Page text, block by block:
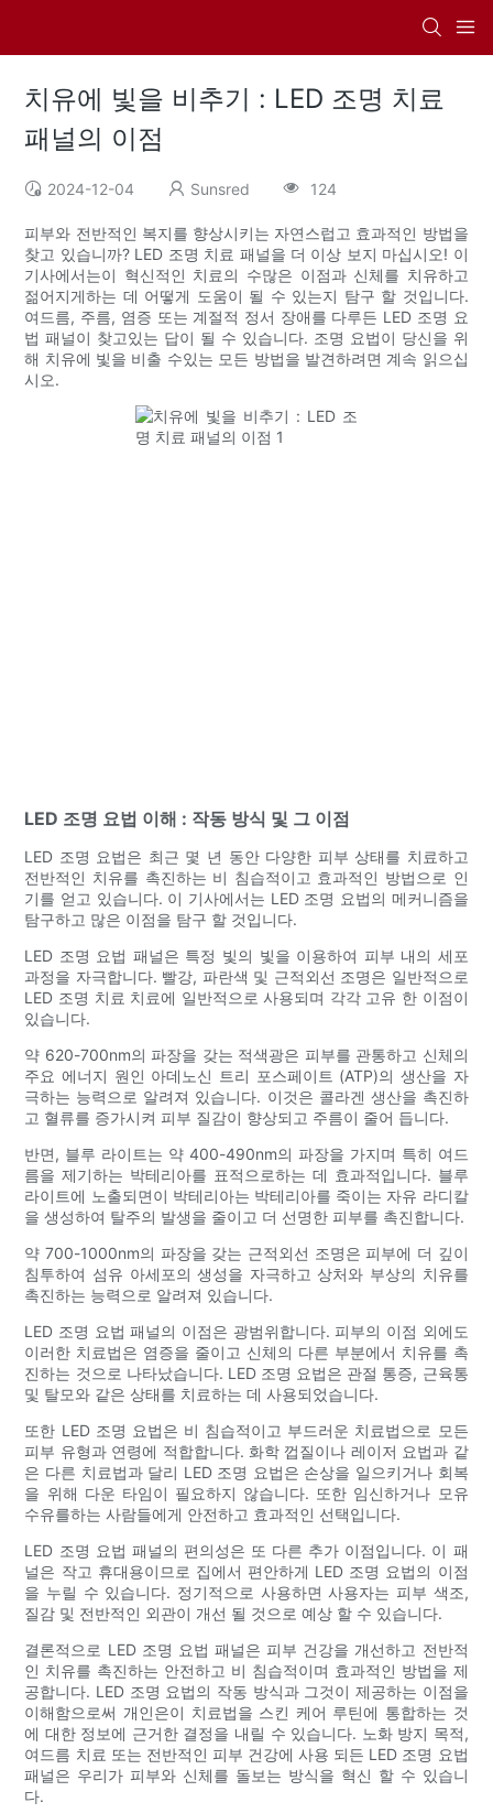
치유에 빛을 비추기 : LED 조명 치료
패널의 이점
2024-12-04 Sunsred 124
피부와 전반적인 복지를 향상시키는 자연스럽고 효과적인 방법을
찾고 있습니까? LED 조명 치료 패널을 더 이상 보지 마십시오! 이
기사에서는이 혁신적인 치료의 수많은 이점과 신체를 치유하고
젊어지게하는 데 어떻게 도움이 될 수 있는지 탐구 할 것입니다.
여드름, 주름, 염증 또는 계절적 정서 장애를 다루든 LED 조명 요
법 패널이 찾고있는 답이 될 수 있습니다. 조명 요법이 당신을 위
해 치유에 빛을 비출 수있는 모든 방법을 발견하려면 계속 읽으십
시오.
LED 조명 요법 이해 : 작동 방식 및 그 이점
LED 조명 요법은 최근 몇 년 동안 다양한 피부 상태를 치료하고
전반적인 치유를 촉진하는 비 침습적이고 효과적인 방법으로 인
기를 얻고 있습니다. 이 기사에서는 LED 조명 요법의 메커니즘을
탐구하고 많은 이점을 탐구 할 것입니다.
LED 조명 요법 패널은 특정 빛의 빛을 이용하여 피부 내의 세포
과정을 자극합니다. 빨강, 파란색 및 근적외선 조명은 일반적으로
LED 조명 치료 치료에 일반적으로 사용되며 각각 고유 한 이점이
있습니다.
약 620-700nm의 파장을 갖는 적색광은 피부를 관통하고 신체의
주요 에너지 원인 아데노신 트리 포스페이트 (ATP)의 생산을 자
극하는 능력으로 알려져 있습니다. 이것은 콜라겐 생산을 촉진하
고 혈류를 증가시켜 피부 질감이 향상되고 주름이 줄어 듭니다.
반면, 블루 라이트는 약 400-490nm의 파장을 가지며 특히 여드
름을 제기하는 박테리아를 표적으로하는 데 효과적입니다. 블루
라이트에 노출되면이 박테리아는 박테리아를 죽이는 자유 라디칼
을 생성하여 탈주의 발생을 줄이고 더 선명한 피부를 촉진합니다.
약 700-1000nm의 파장을 갖는 근적외선 조명은 피부에 더 깊이
침투하여 섬유 아세포의 생성을 자극하고 상처와 부상의 치유를
촉진하는 능력으로 알려져 있습니다.
LED 조명 요법 패널의 이점은 광범위합니다. 피부의 이점 외에도
이러한 치료법은 염증을 줄이고 신체의 다른 부분에서 치유를 촉
진하는 것으로 나타났습니다. LED 조명 요법은 관절 통증, 근육통
및 탈모와 같은 상태를 치료하는 데 사용되었습니다.
또한 LED 조명 요법은 비 침습적이고 부드러운 치료법으로 모든
피부 유형과 연령에 적합합니다. 화학 껍질이나 레이저 요법과 같
은 다른 치료법과 달리 LED 조명 요법은 손상을 일으키거나 회복
을 위해 다운 타임이 필요하지 않습니다. 또한 임신하거나 모유
수유를하는 사람들에게 안전하고 효과적인 선택입니다.
LED 조명 요법 패널의 편의성은 또 다른 추가 이점입니다. 이 패
널은 작고 휴대용이므로 집에서 편안하게 LED 조명 요법의 이점
을 누릴 수 있습니다. 정기적으로 사용하면 사용자는 피부 색조,
질감 및 전반적인 외관이 개선 될 것으로 예상 할 수 있습니다.
결론적으로 LED 조명 요법 패널은 피부 건강을 개선하고 전반적
인 치유를 촉진하는 안전하고 비 침습적이며 효과적인 방법을 제
공합니다. LED 조명 요법의 작동 방식과 그것이 제공하는 이점을
이해함으로써 개인은이 치료법을 스킨 케어 루틴에 통합하는 것
에 대한 정보에 근거한 결정을 내릴 수 있습니다. 노화 방지 목적,
여드름 치료 또는 전반적인 피부 건강에 사용 되든 LED 조명 요법
패널은 우리가 피부와 신체를 돌보는 방식을 혁신 할 수 있습니
다.